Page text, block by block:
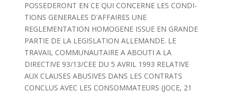
POSSEDERONT EN CE QUI CONCERNE LES CONDI-
TIONS GENERALES D'AFFAIRES UNE
REGLEMENTATION HOMOGENE ISSUE EN GRANDE
PARTIE DE LA LEGISLATION ALLEMANDE. LE
TRAVAIL COMMUNAUTAIRE A ABOUTI A LA
DIRECTIVE 93/13/CEE DU 5 AVRIL 1993 RELATIVE
AUX CLAUSES ABUSIVES DANS LES CONTRATS
CONCLUS AVEC LES CONSOMMATEURS (JOCE, 21